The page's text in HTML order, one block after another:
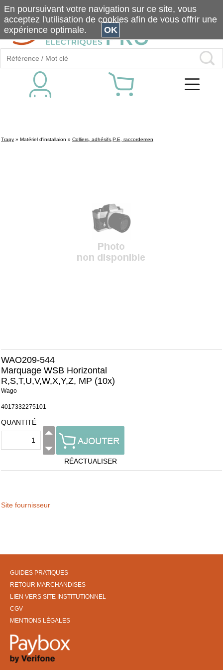
Trapy » Matériel d'installaion » Colliers, adhésifs,P.E, raccordemen
WAO209-544
Marquage WSB Horizontal
R,S,T,U,V,W,X,Y,Z, MP (10x)
Wago
4017332275101
QUANTITÉ
RÉACTUALISER
Site fournisseur
GUIDES PRATIQUES
RETOUR MARCHANDISES
LIEN VERS SITE INSTITUTIONNEL
CGV
MENTIONS LÉGALES
En poursuivant votre navigation sur ce site, vous
acceptez l'utilisation de cookies afin de vous offrir une
expérience optimale.
OK